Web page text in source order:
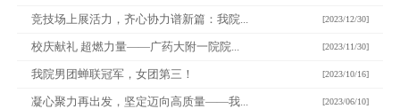
竞技场上展活力，齐心协力谱新篇：我院... [2023/12/30]
校庆献礼 超燃力量——广药大附一院院... [2023/11/30]
我院男团蝉联冠军，女团第三！ [2023/10/16]
凝心聚力再出发，坚定迈向高质量——我... [2023/06/10]